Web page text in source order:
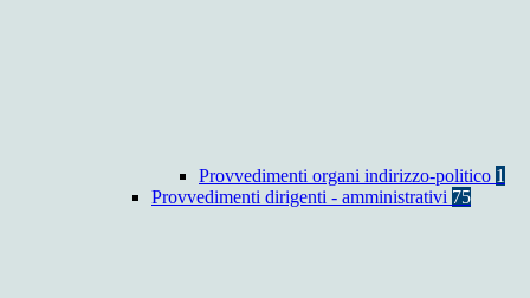
Provvedimenti organi indirizzo-politico 1
Provvedimenti dirigenti - amministrativi 75